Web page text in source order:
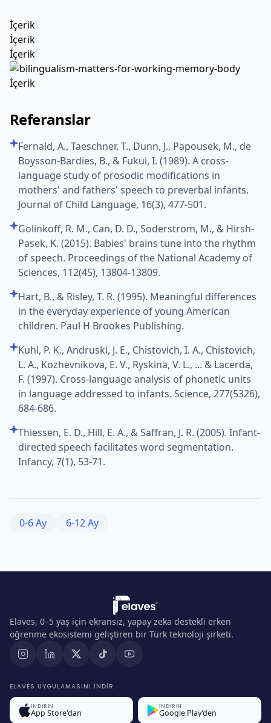
İçerik
İçerik
İçerik
İçerik
Referanslar
Fernald, A., Taeschner, T., Dunn, J., Papousek, M., de
Boysson-Bardies, B., & Fukui, I. (1989). A cross-
language study of prosodic modifications in
mothers' and fathers' speech to preverbal infants.
Journal of Child Language, 16(3), 477-501.
Golinkoff, R. M., Can, D. D., Soderstrom, M., & Hirsh-
Pasek, K. (2015). Babies' brains tune into the rhythm
of speech. Proceedings of the National Academy of
Sciences, 112(45), 13804-13809.
Hart, B., & Risley, T. R. (1995). Meaningful differences
in the everyday experience of young American
children. Paul H Brookes Publishing.
Kuhl, P. K., Andruski, J. E., Chistovich, I. A., Chistovich,
L. A., Kozhevnikova, E. V., Ryskina, V. L., ... & Lacerda,
F. (1997). Cross-language analysis of phonetic units
in language addressed to infants. Science, 277(5326),
684-686.
Thiessen, E. D., Hill, E. A., & Saffran, J. R. (2005). Infant-
directed speech facilitates word segmentation.
Infancy, 7(1), 53-71.
0-6 Ay 6-12 Ay
Elaves, 0–5 yaş için ekransız, yapay zeka destekli erken
öğrenme ekosistemi geliştiren bir Türk teknoloji şirketi.
ELAVES UYGULAMASINI INDIR
İNDİRİN
App Store'dan
İNDİRİN
Google Play'den